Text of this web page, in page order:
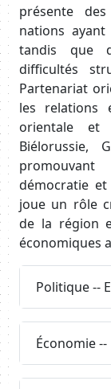
présente
nations
tandis que
difficultés
Partenariat
les relations
orientale et
Biélorussie,
démocratie
joue un rôle
de la région
économiques
Politique --
Économie --